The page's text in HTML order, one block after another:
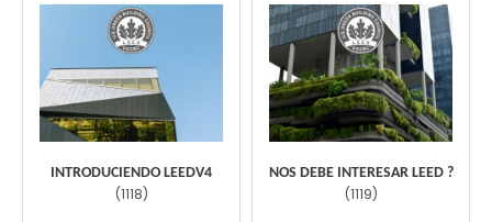
INTRODUCIENDO LEEDV4
(1118)
NOS DEBE INTERESAR LEED ?
(1119)